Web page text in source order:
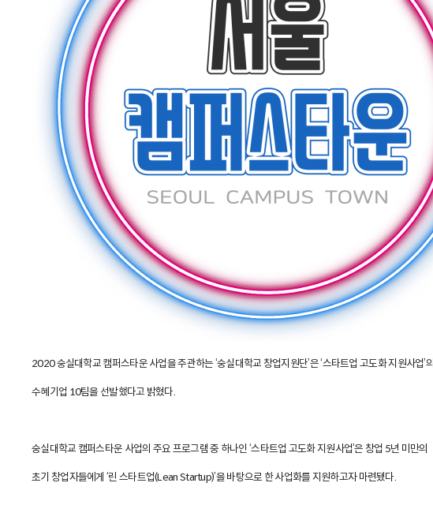
2020 숭실대학교 캠퍼스타운 사업을 주관하는 ‘숭실대학교 창업지원단’은 ‘스타트업 고도화 지원사업’의
수혜기업 10팀을 선발했다고 밝혔다.
숭실대학교 캠퍼스타운 사업의 주요 프로그램 중 하나인 ‘스타트업 고도화 지원사업’은 창업 5년 미만의
초기 창업자들에게 ‘린 스타트업(Lean Startup)’을 바탕으로 한 사업화를 지원하고자 마련됐다.